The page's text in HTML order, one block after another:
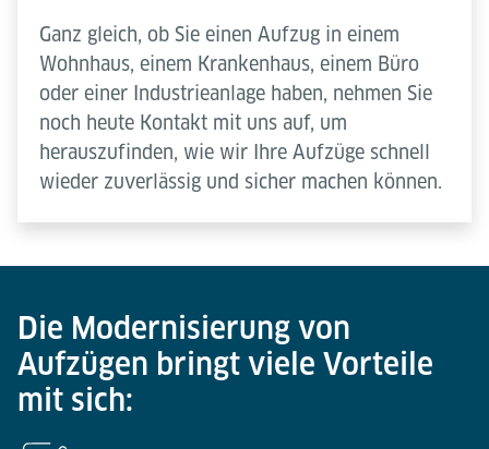
Ganz gleich, ob Sie einen Aufzug in einem
Wohnhaus, einem Krankenhaus, einem Büro
oder einer Industrieanlage haben, nehmen Sie
noch heute Kontakt mit uns auf, um
herauszufinden, wie wir Ihre Aufzüge schnell
wieder zuverlässig und sicher machen können.
Die Modernisierung von
Aufzügen bringt viele Vorteile
mit sich: